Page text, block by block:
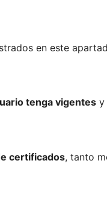
en este
tenga vigentes y
certificados, tanto